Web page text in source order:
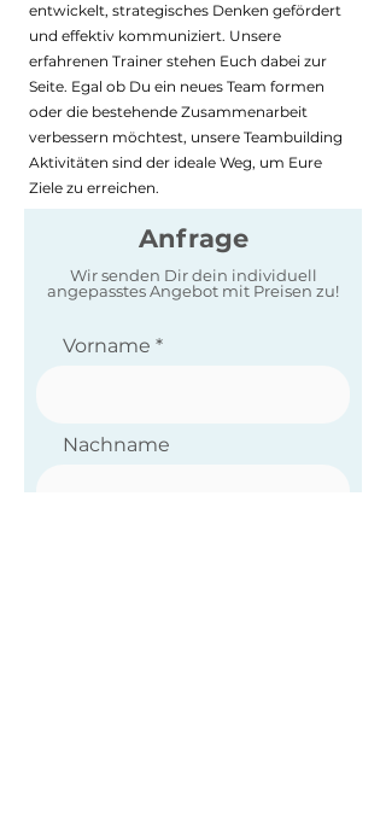
entwickelt, strategisches Denken gefördert
und effektiv kommuniziert. Unsere
erfahrenen Trainer stehen Euch dabei zur
Seite. Egal ob Du ein neues Team formen
oder die bestehende Zusammenarbeit
verbessern möchtest, unsere Teambuilding
Aktivitäten sind der ideale Weg, um Eure
Ziele zu erreichen.
Anfrage
Wir senden Dir dein individuell
angepasstes Angebot mit Preisen zu!
Vorname
Nachname